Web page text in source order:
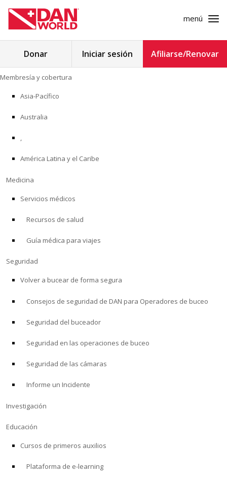
al
contenido
menú
Tienda
Alert Diver
MEMBRESÍA Y COBERTURA
SEGURIDAD
INVESTIGACIÓN
PROGRAMAS PROFESIONALES
Donar Iniciar sesión Afiliarse/Renovar
Membresía y cobertura
Asia-Pacífico
Australia
,
América Latina y el Caribe
Medicina
Servicios médicos
Recursos de salud
Guía médica para viajes
Seguridad
Volver a bucear de forma segura
Consejos de seguridad de DAN para Operadores de buceo
Seguridad del buceador
Seguridad en las operaciones de buceo
Seguridad de las cámaras
Informe un Incidente
Investigación
Educación
Cursos de primeros auxilios
Plataforma de e-learning